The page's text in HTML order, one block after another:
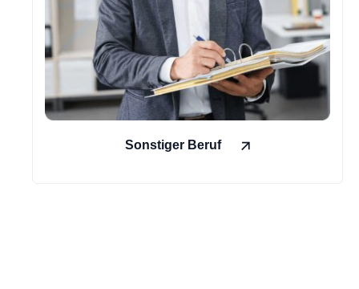
Sonstiger Beruf